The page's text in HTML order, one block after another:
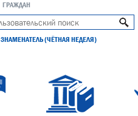
ГРАЖДАН
ЗНАМЕНАТЕЛЬ (ЧЁТНАЯ НЕДЕЛЯ)